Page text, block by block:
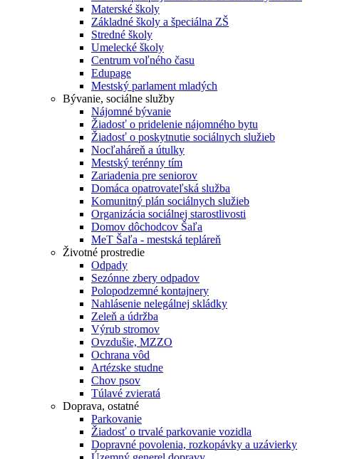
Materské školy
Základné školy a špeciálna ZŠ
Stredné školy
Umelecké školy
Centrum voľného času
Edupage
Mestský parlament mladých
Bývanie, sociálne služby
Nájomné bývanie
Žiadosť o pridelenie nájomného bytu
Žiadosť o poskytnutie sociálnych služieb
Nocľaháreň a útulky
Mestský terénny tím
Zariadenia pre seniorov
Domáca opatrovateľská služba
Komunitný plán sociálnych služieb
Organizácia sociálnej starostlivosti
Domov dôchodcov Šaľa
MeT Šaľa - mestská tepláreň
Životné prostredie
Odpady
Sezónne zbery odpadov
Polopodzemné kontajnery
Nahlásenie nelegálnej skládky
Zeleň a údržba
Výrub stromov
Ovzdušie, MZZO
Ochrana vôd
Artézske studne
Chov psov
Túlavé zvieratá
Doprava, ostatné
Parkovanie
Žiadosť o trvalé parkovanie vozidla
Dopravné povolenia, rozkopávky a uzávierky